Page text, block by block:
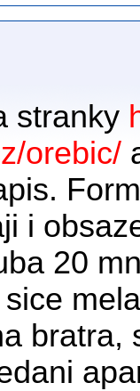
stranky
orebic/
i
20
bratra,